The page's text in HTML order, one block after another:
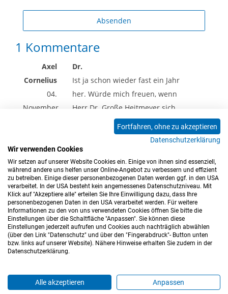
Absenden
1 Kommentare
Axel
Cornelius
04.
November
Dr.
Ist ja schon wieder fast ein Jahr
her. Würde mich freuen, wenn
Herr Dr. Große Heitmeyer sich
mal bei mir meldet. Tolle Truppe.
<< < 1 > >>
Impressum Datenschutz Barrierefreiheitserklärung
Hinweisgeberkanal Blog Mitarbeiter*innen
Fortfahren, ohne zu akzeptieren
Datenschutzerklärung
Wir verwenden Cookies
Wir setzen auf unserer Website Cookies ein. Einige von ihnen sind essenziell,
während andere uns helfen unser Online-Angebot zu verbessern und effizient
zu betreiben. Einige dieser personenbezogenen Daten werden ggf. in den USA
verarbeitet. In der USA besteht kein angemessenes Datenschutzniveau. Mit
Klick auf "Akzeptiere alle" erteilen Sie Ihre Einwilligung dazu, dass Ihre
personenbezogenen Daten in den USA verarbeitet werden. Für weitere
Informationen zu den von uns verwendeten Cookies öffnen Sie bitte die
Einstellungen über die Schaltfläche "Anpassen". Sie können diese
Einstellungen jederzeit aufrufen und Cookies auch nachträglich abwählen
(über den Link "Datenschutz" und über den "Fingerabdruck"- Button unten
bzw. links auf unserer Website). Nähere Hinweise erhalten Sie zudem in der
Datenschutzerklärung.
Alle akzeptieren Anpassen